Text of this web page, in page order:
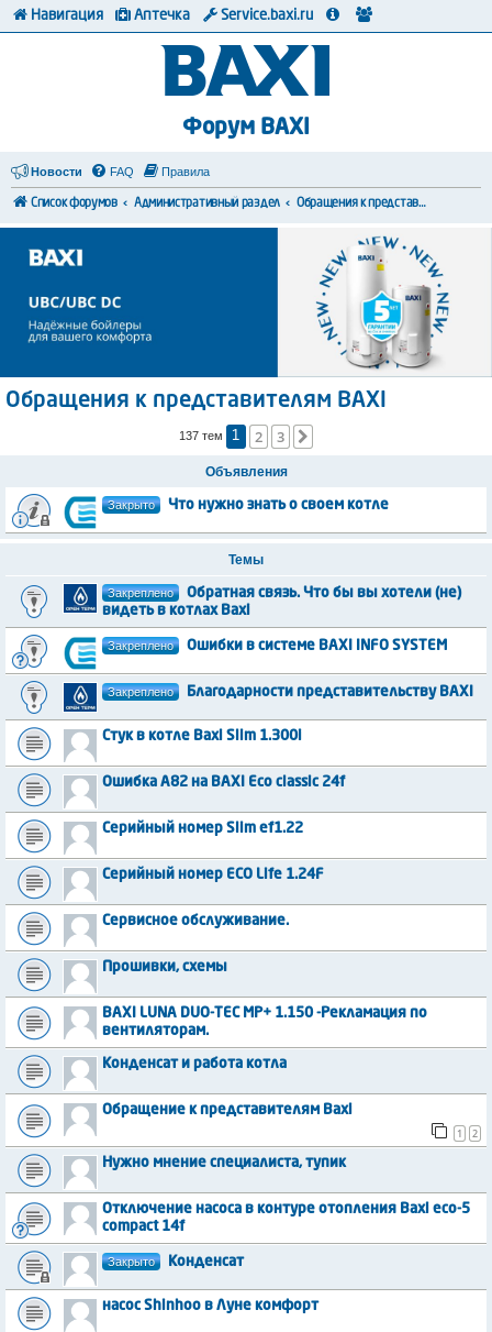
Форум BAXI
Новости FAQ Правила
Список форумов Административный раздел Обращения к представителям BAXI
Обращения к представителям BAXI
137 тем 1 2 3
Объявления
Закрыто Что нужно знать о своем котле
Темы
Закреплено
Обратная связь. Что бы вы хотели (не)
видеть в котлах Baxi
Закреплено Ошибки в системе BAXI INFO SYSTEM
Закреплено Благодарности представительству BAXI
Стук в котле Baxi Slim 1.300i
Ошибка А82 на BAXI Eco classic 24f
Серийный номер Slim ef1.22
Серийный номер ECO Life 1.24F
Сервисное обслуживание.
Прошивки, схемы
BAXI LUNA DUO-TEC MP+ 1.150 -Рекламация по
вентиляторам.
Конденсат и работа котла
Обращение к представителям Baxi
1
2
Нужно мнение специалиста, тупик
Отключение насоса в контуре отопления Baxi eco-5
compact 14f
Закрыто Конденсат
насос Shinhoo в Луне комфорт
Навигация Аптечка Service.baxi.ru